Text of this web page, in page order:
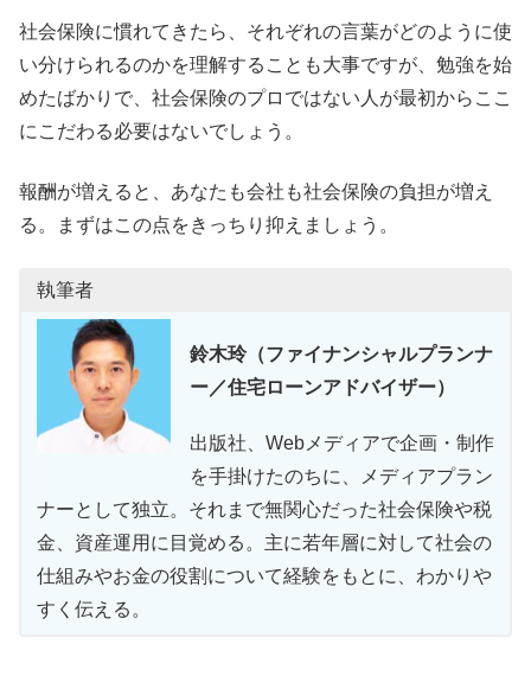
社会保険に慣れてきたら、それぞれの言葉がどのように使
い分けられるのかを理解することも大事ですが、勉強を始
めたばかりで、社会保険のプロではない人が最初からここ
にこだわる必要はないでしょう。
報酬が増えると、あなたも会社も社会保険の負担が増え
る。まずはこの点をきっちり抑えましょう。
執筆者
鈴木玲（ファイナンシャルプランナ
ー／住宅ローンアドバイザー）
出版社、Webメディアで企画・制作
を手掛けたのちに、メディアプラン
ナーとして独立。それまで無関心だった社会保険や税
金、資産運用に目覚める。主に若年層に対して社会の
仕組みやお金の役割について経験をもとに、わかりや
すく伝える。